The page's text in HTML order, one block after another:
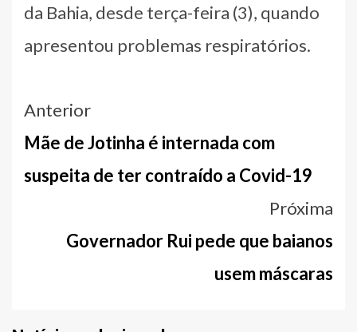
da Bahia, desde terça-feira (3), quando
apresentou problemas respiratórios.
Navegação
entre
notícias
Anterior
Mãe de Jotinha é internada com
suspeita de ter contraído a Covid-19
Próxima
Governador Rui pede que baianos
usem máscaras